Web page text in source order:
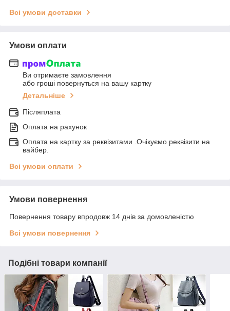
Всі умови доставки
Умови оплати
Ви отримаєте замовлення
або гроші повернуться на вашу картку
Детальніше
Післяплата
Оплата на рахунок
Оплата на картку за реквізитами .Очікуємо реквізити на
вайбер.
Всі умови оплати
Умови повернення
Повернення товару впродовж 14 днів за домовленістю
Всі умови повернення
Подібні товари компанії